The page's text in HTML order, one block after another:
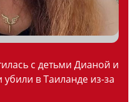
с детьми Дианой и
в Таиланде из-за